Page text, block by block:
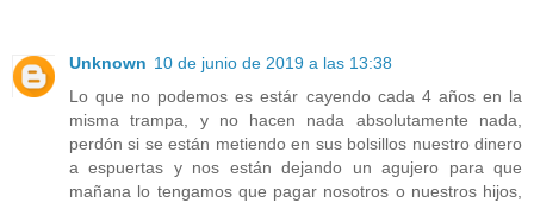
Unknown 10 de junio de 2019 a las 13:38
Lo que no podemos es estár cayendo cada 4 años en la
misma trampa, y no hacen nada absolutamente nada,
perdón si se están metiendo en sus bolsillos nuestro dinero
a espuertas y nos están dejando un agujero para que
mañana lo tengamos que pagar nosotros o nuestros hijos,